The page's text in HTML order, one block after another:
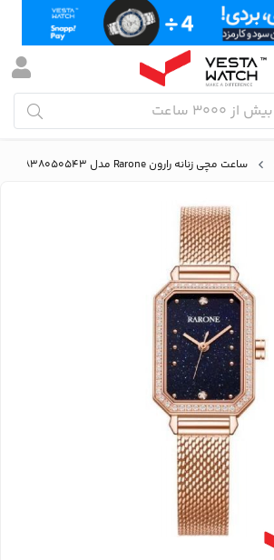
ساعت مچی زنانه رارون Rarone مدل 8600838050543